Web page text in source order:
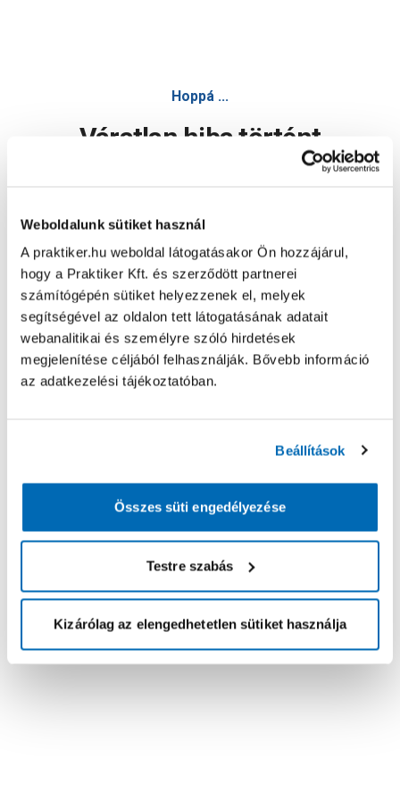
Weboldalunk sütiket használ
A praktiker.hu weboldal látogatásakor Ön hozzájárul,
hogy a Praktiker Kft. és szerződött partnerei
számítógépén sütiket helyezzenek el, melyek
segítségével az oldalon tett látogatásának adatait
webanalitikai és személyre szóló hirdetések
megjelenítése céljából felhasználják. Bővebb információ
az adatkezelési tájékoztatóban.
Beállítások
Összes süti engedélyezése
Testre szabás
Kizárólag az elengedhetetlen sütiket használja
Hoppá ...
Váratlan hiba történt
Oldal újratöltése